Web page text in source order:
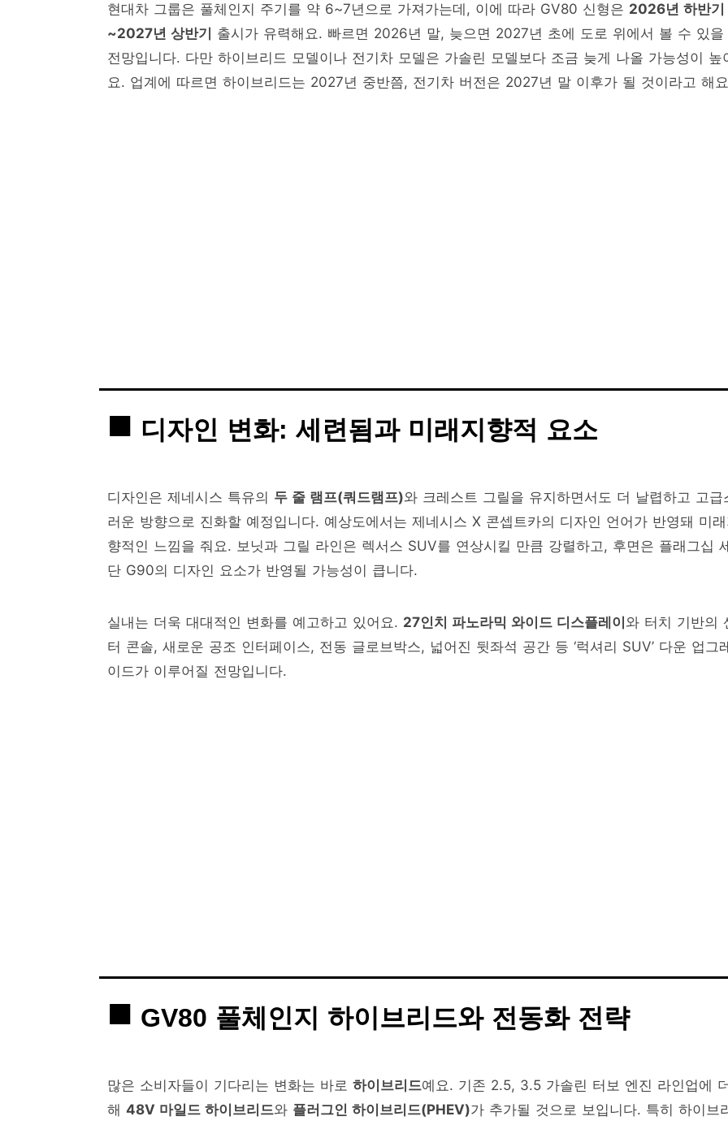
현대차 그룹은 풀체인지 주기를 약 6~7년으로 가져가는데, 이에 따라 GV80 신형은 2026년 하반기
~2027년 상반기
출시가 유력해요. 빠르면 2026년 말, 늦으면 2027년 초에 도로 위에서 볼 수 있을
전망입니다. 다만 하이브리드 모델이나 전기차 모델은 가솔린 모델보다 조금 늦게 나올 가능성이 높
요. 업계에 따르면 하이브리드는 2027년 중반쯤, 전기차 버전은 2027년 말 이후가 될 것이라고 해
디자인 변화: 세련됨과 미래지향적 요소
디자인은 제네시스 특유의 두 줄 램프(쿼드램프)와 크레스트 그릴을 유지하면서도 더 날렵하고 고급
러운 방향으로 진화할 예정입니다. 예상도에서는 제네시스 X 콘셉트카의 디자인 언어가 반영돼 미
향적인 느낌을 줘요. 보닛과 그릴 라인은 렉서스 SUV를 연상시킬 만큼 강렬하고, 후면은 플래그십
단 G90의 디자인 요소가 반영될 가능성이 큽니다.
실내는 더욱 대대적인 변화를 예고하고 있어요. 27인치 파노라믹 와이드 디스플레이와 터치 기반의
터 콘솔, 새로운 공조 인터페이스, 전동 글로브박스, 넓어진 뒷좌석 공간 등 ‘럭셔리 SUV’ 다운 업그
이드가 이루어질 전망입니다.
GV80 풀체인지 하이브리드와 전동화 전략
많은 소비자들이 기다리는 변화는 바로 하이브리드예요. 기존 2.5, 3.5 가솔린 터보 엔진 라인업에
해 48V 마일드 하이브리드와 플러그인 하이브리드(PHEV)가 추가될 것으로 보입니다. 특히 하이브